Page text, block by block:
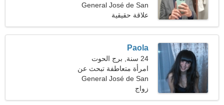
General José de San
Martín
علاقة حقيقية
Paola
24 سنة, برج الحوت
امرأة متعاطفة تبحث عن
علاقة حقيقية
General José de San
Martín
زواج